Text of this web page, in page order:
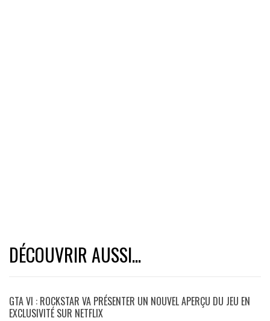
DÉCOUVRIR AUSSI...
GTA VI : ROCKSTAR VA PRÉSENTER UN NOUVEL APERÇU DU JEU EN
EXCLUSIVITÉ SUR NETFLIX